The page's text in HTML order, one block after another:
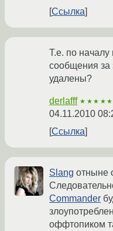
Ссылка
Т.е. по
сообщения за
удалены?
derlafff ★★★★★
04.11.2010
Ссылка
Slang отныне
Commander
оффтопиком